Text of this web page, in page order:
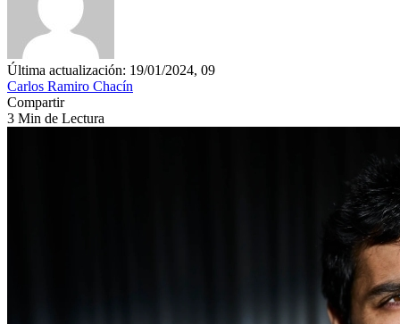
Última actualización: 19/01/2024, 09
Carlos Ramiro Chacín
Compartir
3 Min de Lectura